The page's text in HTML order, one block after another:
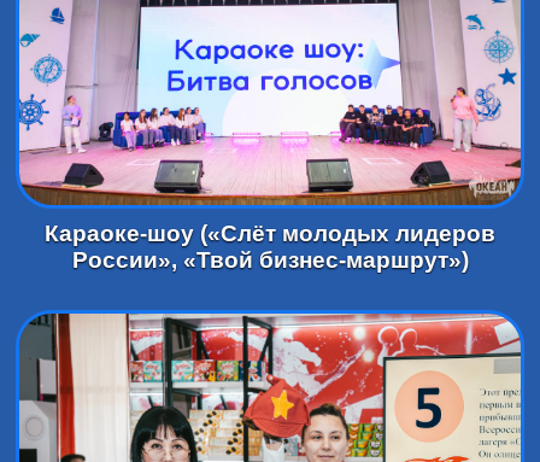
Караоке-шоу («Слёт молодых лидеров
России», «Твой бизнес-маршрут»)